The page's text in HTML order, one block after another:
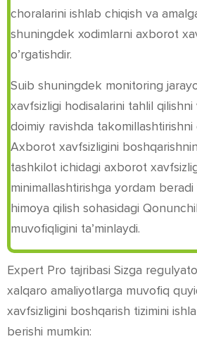
choralarini ishlab chiqish va
shuningdek xodimlarni axborot
o’rgatishdir.
Suib shuningdek monitoring
xavfsizligi hodisalarini tahlil qilishni
doimiy ravishda takomillashtirishni
Axborot xavfsizligini
tashkilot ichidagi axborot
minimallashtirishga yordam beradi
himoya qilish sohasidagi
muvofiqligini ta’minlaydi.
Expert Pro tajribasi Sizga
xalqaro amaliyotlarga muvofiq
xavfsizligini boshqarish tizimini
berishi mumkin: